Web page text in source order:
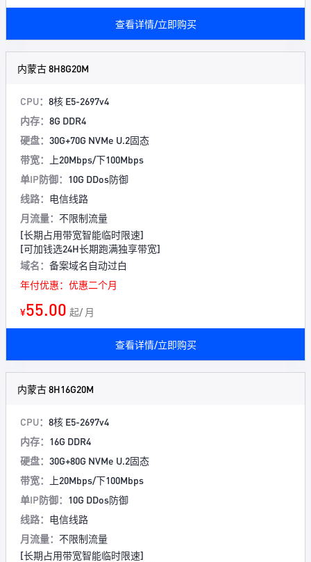
查看详情/立即购买
内蒙古 8H8G20M
CPU： 8核 E5-2697v4
内存： 8G DDR4
硬盘： 30G+70G NVMe U.2固态
带宽：
上20Mbps/下100Mbps
单IP防御： 10G DDos防御
线路： 电信线路
月流量： 不限制流量
[长期占用带宽智能临时限速]
[可加钱选24H长期跑满独享带宽]
域名： 备案域名自动过白
年付优惠：优惠二个月
¥55.00 起/ 月
查看详情/立即购买
内蒙古 8H16G20M
CPU： 8核 E5-2697v4
内存： 16G DDR4
硬盘： 30G+80G NVMe U.2固态
带宽：
上20Mbps/下100Mbps
单IP防御： 10G DDos防御
线路： 电信线路
月流量： 不限制流量
[长期占用带宽智能临时限速]